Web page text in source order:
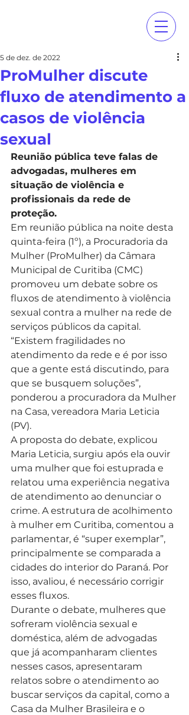
ProMulher discute
fluxo de atendimento a
casos de violência
sexual
5 de dez. de 2022
Reunião pública teve falas de
advogadas, mulheres em
situação de violência e
profissionais da rede de
proteção.
Em reunião pública na noite desta
quinta-feira (1º), a Procuradoria da
Mulher (ProMulher) da Câmara
Municipal de Curitiba (CMC)
promoveu um debate sobre os
fluxos de atendimento à violência
sexual contra a mulher na rede de
serviços públicos da capital.
“Existem fragilidades no
atendimento da rede e é por isso
que a gente está discutindo, para
que se busquem soluções”,
ponderou a procuradora da Mulher
na Casa, vereadora Maria Leticia
(PV).
A proposta do debate, explicou
Maria Leticia, surgiu após ela ouvir
uma mulher que foi estuprada e
relatou uma experiência negativa
de atendimento ao denunciar o
crime. A estrutura de acolhimento
à mulher em Curitiba, comentou a
parlamentar, é “super exemplar”,
principalmente se comparada a
cidades do interior do Paraná. Por
isso, avaliou, é necessário corrigir
esses fluxos.
Durante o debate, mulheres que
sofreram violência sexual e
doméstica, além de advogadas
que já acompanharam clientes
nesses casos, apresentaram
relatos sobre o atendimento ao
buscar serviços da capital, como a
Casa da Mulher Brasileira e o